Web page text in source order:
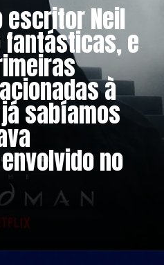
escritor Neil
fantásticas, e
à
sabíamos
no